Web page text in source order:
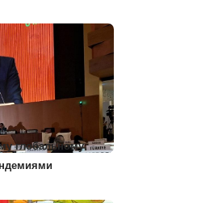
глобальному